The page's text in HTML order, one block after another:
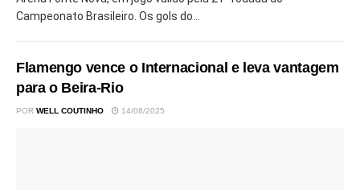
Campeonato Brasileiro. Os gols do...
Flamengo vence o Internacional e leva vantagem
para o Beira-Rio
POR WELL COUTINHO 14/08/2025